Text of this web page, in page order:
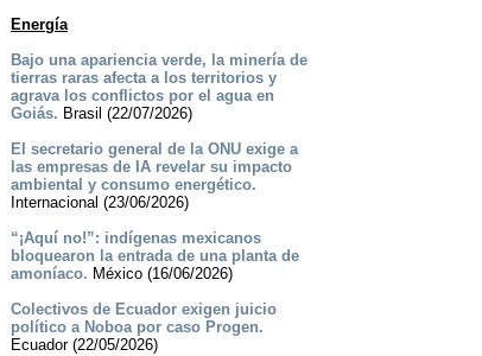
Energía
Bajo una apariencia verde, la minería de
tierras raras afecta a los territorios y
agrava los conflictos por el agua en
Goiás. Brasil (22/07/2026)
El secretario general de la ONU exige a
las empresas de IA revelar su impacto
ambiental y consumo energético.
Internacional (23/06/2026)
“¡Aquí no!”: indígenas mexicanos
bloquearon la entrada de una planta de
amoníaco. México (16/06/2026)
Colectivos de Ecuador exigen juicio
político a Noboa por caso Progen.
Ecuador (22/05/2026)